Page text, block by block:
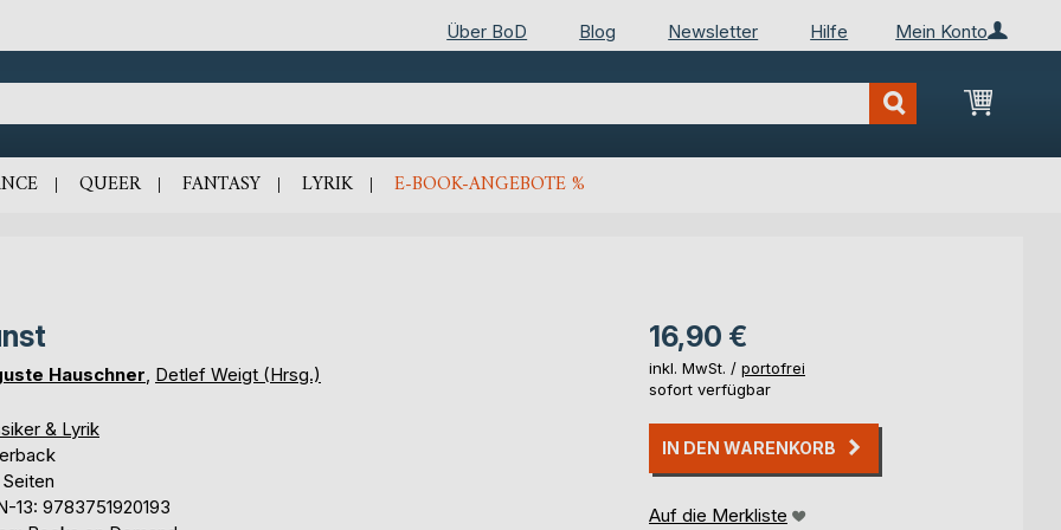
Mein Konto
Über BoD Blog Newsletter Hilfe
Mein
QUEER FANTASY LYRIK E-BOOK-ANGEBOTE %
Hauschner Detlef Weigt (Hrsg.)
& Lyrik
13: 9783751920193
16,90 €
inkl. MwSt. / portofrei
sofort verfügbar
IN DEN WARENKORB
Auf die Merkliste